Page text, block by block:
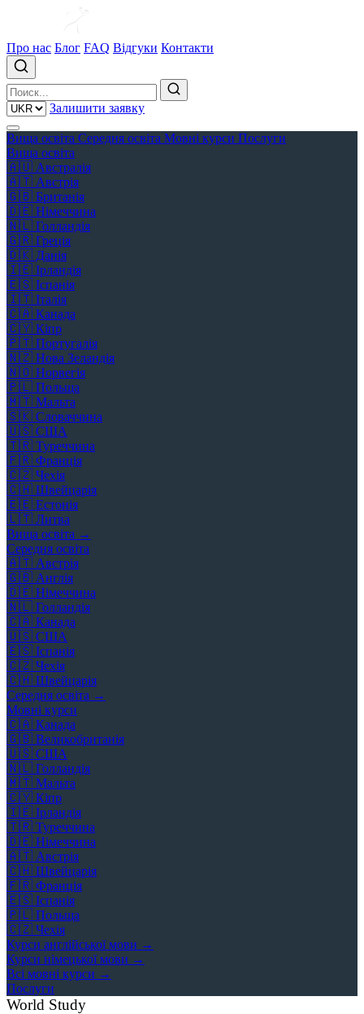
Про нас Блог FAQ Відгуки Контакти
Залишити заявку
Вища освіта Середня освіта Мовні курси Послуги
Вища освіта
🇦🇺 Австралія
🇦🇹 Австрія
🇬🇧 Британія
🇩🇪 Німеччина
🇳🇱 Голландія
🇬🇷 Греція
🇩🇰 Данія
🇮🇪 Ірландія
🇪🇸 Іспанія
🇮🇹 Італія
🇨🇦 Канада
🇨🇾 Кіпр
🇵🇹 Португалія
🇳🇿 Нова Зеландія
🇳🇴 Норвегія
🇵🇱 Польща
🇲🇹 Мальта
🇸🇰 Словаччина
🇺🇸 США
🇹🇷 Туреччина
🇫🇷 Франція
🇨🇿 Чехія
🇨🇭 Швейцарія
🇪🇪 Естонія
🇱🇹 Литва
Вища освіта →
Середня освіта
🇦🇹 Австрія
🇬🇧 Англія
🇩🇪 Німеччина
🇳🇱 Голландія
🇨🇦 Канада
🇺🇸 США
🇪🇸 Іспанія
🇨🇿 Чехія
🇨🇭 Швейцарія
Середня освіта →
Мовні курси
🇨🇦 Канада
🇬🇧 Великобританія
🇺🇸 США
🇳🇱 Голландія
🇲🇹 Мальта
🇨🇾 Кіпр
🇮🇪 Ірландія
🇹🇷 Туреччина
🇩🇪 Німеччина
🇦🇹 Австрія
🇨🇭 Швейцарія
🇫🇷 Франція
🇪🇸 Іспанія
🇵🇱 Польща
🇨🇿 Чехія
Курси англійської мови →
Курси німецької мови →
Всі мовні курси →
Послуги
World Study